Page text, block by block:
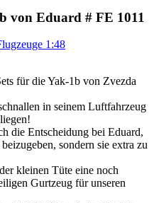
von Eduard # FE 1011
1:48
für die Yak-1b von Zvezda
in seinem Luftfahrzeug
die Entscheidung bei Eduard,
sondern sie extra zu
kleinen Tüte eine noch
Gurtzeug für unseren